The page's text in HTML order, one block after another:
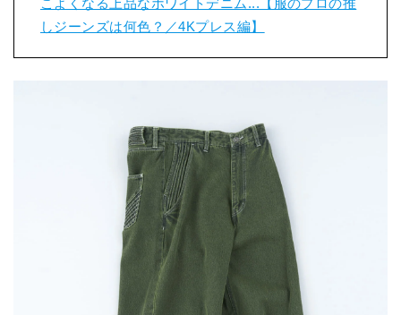
しジーンズは何色？／4Kプレス編】